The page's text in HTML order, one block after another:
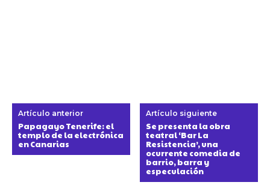
Artículo anterior
Papagayo Tenerife: el
templo de la electrónica
en Canarias
Artículo siguiente
Se presenta la obra
teatral ‘Bar La
Resistencia’, una
ocurrente comedia de
barrio, barra y
especulación